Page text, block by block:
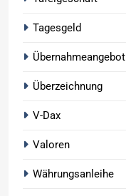
Tagesgeld
Übernahmeangebot
Überzeichnung
V-Dax
Valoren
Währungsanleihe